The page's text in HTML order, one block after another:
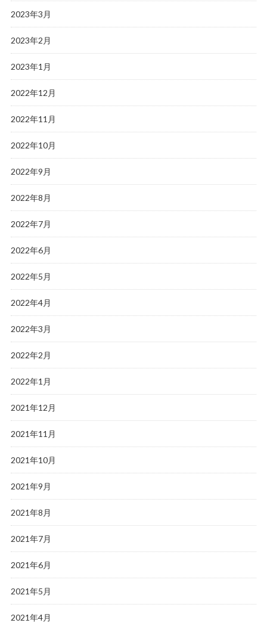
2023年3月
2023年2月
2023年1月
2022年12月
2022年11月
2022年10月
2022年9月
2022年8月
2022年7月
2022年6月
2022年5月
2022年4月
2022年3月
2022年2月
2022年1月
2021年12月
2021年11月
2021年10月
2021年9月
2021年8月
2021年7月
2021年6月
2021年5月
2021年4月